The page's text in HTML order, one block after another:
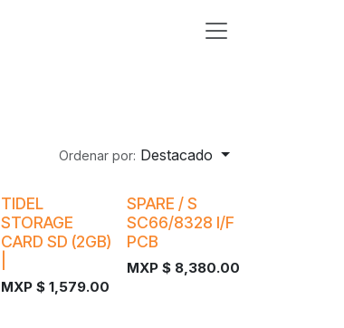
Ordenar por: Destacado
¡Nuevo!
TIDEL
STORAGE
CARD SD (2GB)
MXP $ 1,579.00
SPARE / S
SC66/8328 I/F
PCB
MXP $ 8,380.00